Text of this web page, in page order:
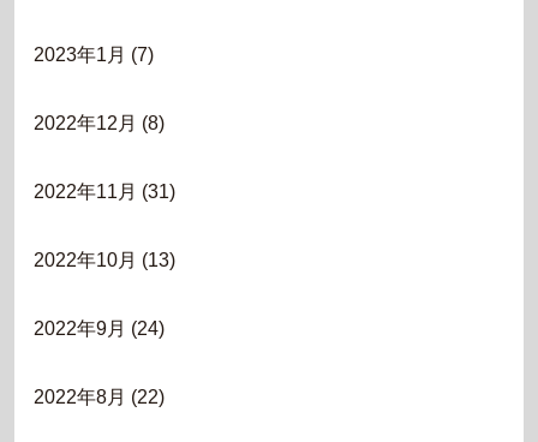
2023年1月 (7)
2022年12月 (8)
2022年11月 (31)
2022年10月 (13)
2022年9月 (24)
2022年8月 (22)